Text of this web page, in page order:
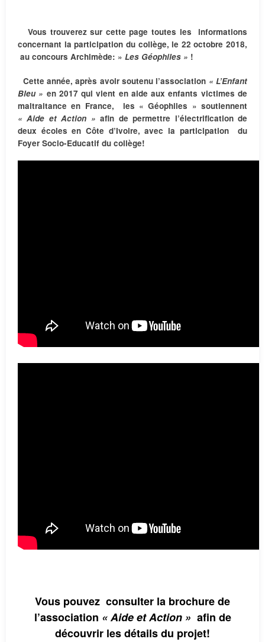
Vous trouverez sur cette page toutes les informations
concernant la participation du collège, le 22 octobre 2018,
au concours Archimède: » Les Géophiles » !
Cette année, après avoir soutenu l’association « L’Enfant
Bleu » en 2017 qui vient en aide aux enfants victimes de
maltraitance en France, les « Géophiles » soutiennent
« Aide et Action » afin de permettre l’électrification de
deux écoles en Côte d’Ivoire, avec la participation du
Foyer Socio-Educatif du collège!
Vous pouvez consulter la brochure de
l’association « Aide et Action » afin de
découvrir les détails du projet!